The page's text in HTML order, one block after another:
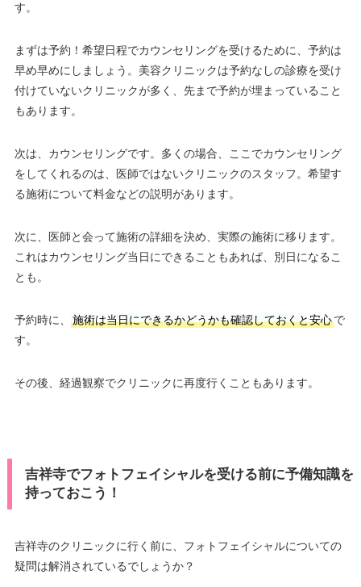
す。
まずは予約！希望日程でカウンセリングを受けるために、予約は
早め早めにしましょう。美容クリニックは予約なしの診療を受け
付けていないクリニックが多く、先まで予約が埋まっていること
もあります。
次は、カウンセリングです。多くの場合、ここでカウンセリング
をしてくれるのは、医師ではないクリニックのスタッフ。希望す
る施術について料金などの説明があります。
次に、医師と会って施術の詳細を決め、実際の施術に移ります。
これはカウンセリング当日にできることもあれば、別日になるこ
とも。
予約時に、 施術は当日にできるかどうかも確認しておくと安心で
す。
その後、経過観察でクリニックに再度行くこともあります。
吉祥寺でフォトフェイシャルを受ける前に予備知識を
持っておこう！
吉祥寺のクリニックに行く前に、フォトフェイシャルについての
疑問は解消されているでしょうか？